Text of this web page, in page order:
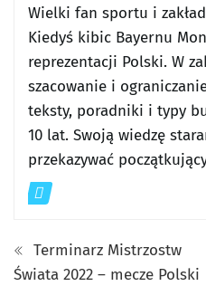
Wielki fan sportu i
Kiedyś kibic Bayernu
reprezentacji Polski. W
szacowanie i
teksty, poradniki i typy
10 lat. Swoją wiedzę
przekazywać
Terminarz Mistrzostw
Świata 2022 – mecze Polski